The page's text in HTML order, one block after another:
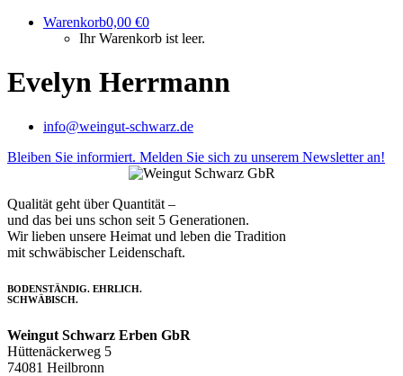
Warenkorb0,00 €0
Ihr Warenkorb ist leer.
Evelyn Herrmann
info@weingut-schwarz.de
Bleiben Sie informiert. Melden Sie sich zu unserem Newsletter an!
Qualität geht über Quantität –
und das bei uns schon seit 5 Generationen.
Wir lieben unsere Heimat und leben die Tradition
mit schwäbischer Leidenschaft.
BODENSTÄNDIG. EHRLICH.
SCHWÄBISCH.
Weingut Schwarz Erben GbR
Hüttenäckerweg 5
74081 Heilbronn